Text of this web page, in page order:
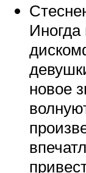
новое